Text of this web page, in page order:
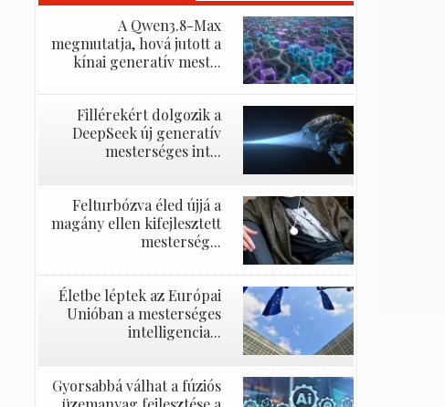
A Qwen3.8-Max
megmutatja, hová jutott a
kínai generatív mest...
Fillérekért dolgozik a
DeepSeek új generatív
mesterséges int...
Felturbózva éled újjá a
magány ellen kifejlesztett
mesterség...
Életbe léptek az Európai
Unióban a mesterséges
intelligencia...
Gyorsabbá válhat a fúziós